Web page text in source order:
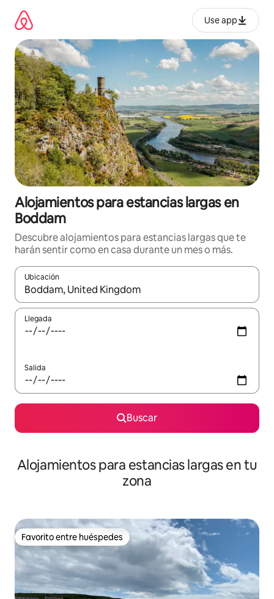
contenido
Use app
Alojamientos para estancias largas en
Boddam
Descubre alojamientos para estancias largas que te
harán sentir como en casa durante un mes o más.
Ubicación
Cuando los resultados estén disponibles, podrás navegar
Llegada
Salida
Buscar
Alojamientos para estancias largas en tu
zona
Favorito entre huéspedes
Favorito entre huéspedes